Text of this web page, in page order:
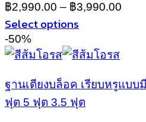
page
฿2,990.00 – ฿3,990.00
Select options
This
product
multiple
variants.
The
-50%
ฐานเตียงบล็อค เรียบหรูแบบ
ฟุต 5 ฟุต 3.5 ฟุต